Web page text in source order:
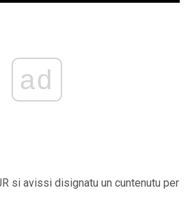
ad
si avissi disignatu un cuntenutu per